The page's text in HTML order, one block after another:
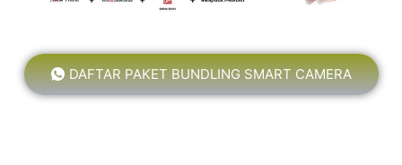
DAFTAR PAKET BUNDLING SMART CAMERA